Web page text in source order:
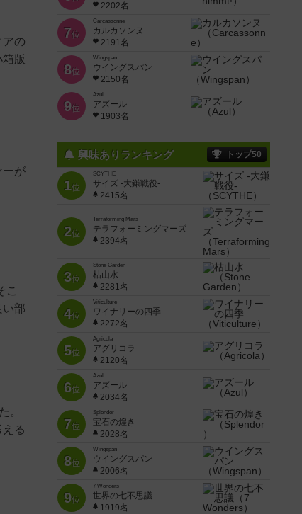
の
版
ーが
こ
部
。
る
2202名
7位
Carcassonne
カルカソンヌ
2191名
8位
Wingspan
ウイングスパン
2150名
9位
Azul
アズール
1903名
興味ありランキング トップ50
1位
SCYTHE
サイズ -大鎌戦役-
2415名
2位
Terraforming Mars
テラフォーミングマーズ
2394名
3位
Stone Garden
枯山水
2281名
4位
Viticulture
ワイナリーの四季
2272名
5位
Agricola
アグリコラ
2120名
6位
Azul
アズール
2034名
7位
Splendor
宝石の煌き
2028名
8位
Wingspan
ウイングスパン
2006名
9位
7 Wonders
世界の七不思議
1919名